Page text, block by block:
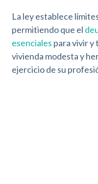
La ley establece
permitiendo que el
esenciales para vivir y
vivienda modesta y
ejercicio de su